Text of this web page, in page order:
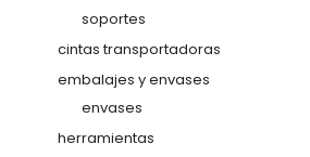
soportes
cintas transportadoras
embalajes y envases
envases
herramientas